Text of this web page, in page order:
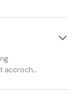
accroche,
allie